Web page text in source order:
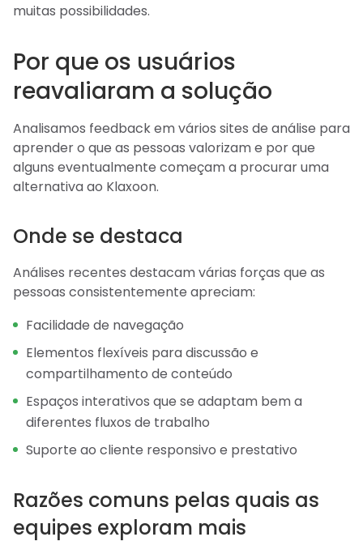
muitas possibilidades.
Por que os usuários
reavaliaram a solução
Analisamos feedback em vários sites de análise para
aprender o que as pessoas valorizam e por que
alguns eventualmente começam a procurar uma
alternativa ao Klaxoon.
Onde se destaca
Análises recentes destacam várias forças que as
pessoas consistentemente apreciam:
Facilidade de navegação
Elementos flexíveis para discussão e
compartilhamento de conteúdo
Espaços interativos que se adaptam bem a
diferentes fluxos de trabalho
Suporte ao cliente responsivo e prestativo
Razões comuns pelas quais as
equipes exploram mais